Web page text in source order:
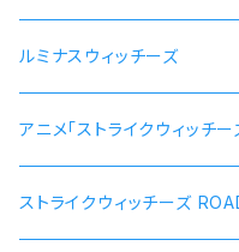
ルミナスウィッチーズ
アニメ「ストライクウィッチ
ストライクウィッチーズ